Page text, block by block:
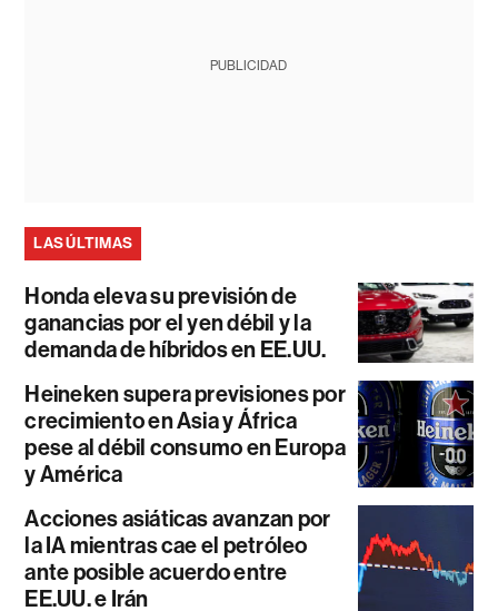
PUBLICIDAD
LAS ÚLTIMAS
Honda eleva su previsión de
ganancias por el yen débil y la
demanda de híbridos en EE.UU.
Heineken supera previsiones por
crecimiento en Asia y África
pese al débil consumo en Europa
y América
Acciones asiáticas avanzan por
la IA mientras cae el petróleo
ante posible acuerdo entre
EE.UU. e Irán